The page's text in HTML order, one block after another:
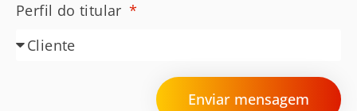
Perfil do titular
Enviar mensagem